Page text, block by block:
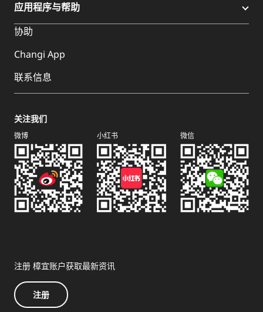
应用程序与帮助
协助
Changi App
联系信息
关注我们
微博 小红书 微信
注册 樟宜账户获取最新资讯
注册